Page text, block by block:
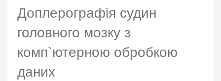
Доплерографія судин
головного мозку з
комп`ютерною обробкою
даних